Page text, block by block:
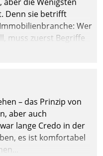
Denn sie betrifft
Wer
muss zuerst Begriffe
Optimierung:
und automatisierte
zu viel erwarten: Allein
Software ist es nicht
von Unternehmen
zu hinterfragen
– das Prinzip von
aber auch
lange Credo in der
es ist komfortabel